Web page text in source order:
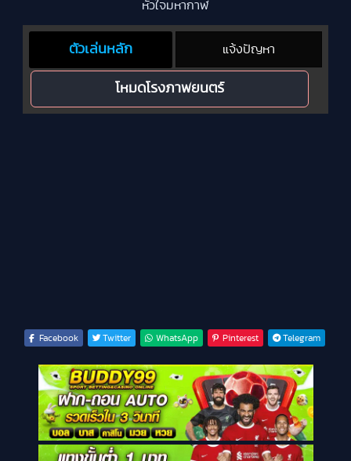
หัวใจมหากาฬ
ตัวเล่นหลัก แจ้งปัญหา
โหมดโรงภาพยนตร์
Facebook Twitter WhatsApp Pinterest Telegram